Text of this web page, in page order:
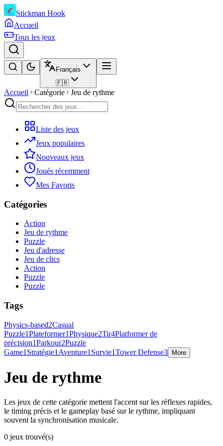
Stickman Hook
Accueil
Tous les jeux
Français
🇫🇷
Accueil Catégorie Jeu de rythme
Liste des jeux
Jeux populaires
Nouveaux jeux
Joués récemment
Mes Favoris
Catégories
Action
Jeu de rythme
Puzzle
Jeu d'adresse
Jeu de clics
Action
Puzzle
Puzzle
Tags
Physics-based2Casual
Puzzle1Plateformer1Physique2Tir4Platformer de
précision1Parkour2Puzzle
Game1 Stratégie1 Aventure1 Survie1Tower Defense3 More
Jeu de rythme
Les jeux de cette catégorie mettent l'accent sur les réflexes rapides,
le timing précis et le gameplay basé sur le rythme, impliquant
souvent la synchronisation musicale.
0 jeux trouvé(s)